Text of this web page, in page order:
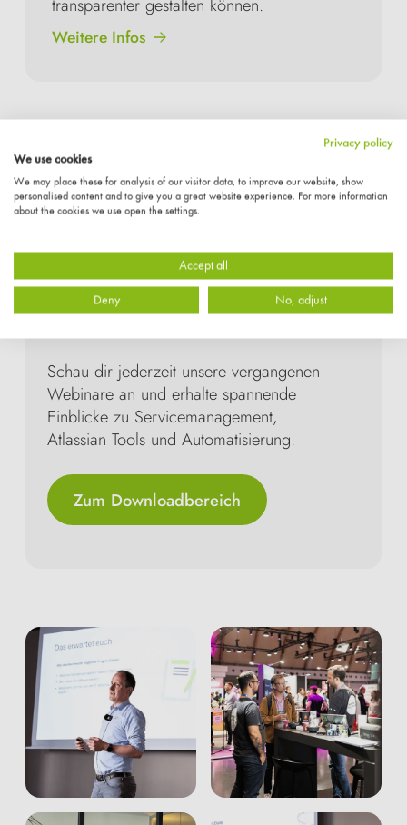
transparenter gestalten können.
Weitere Infos
Webinar verpasst?
Kein Problem!
Schau dir jederzeit unsere vergangenen
Webinare an und erhalte spannende
Einblicke zu Servicemanagement,
Atlassian Tools und Automatisierung.
Zum Downloadbereich
Privacy policy
We use cookies
We may place these for analysis of our visitor data, to improve our website, show
personalised content and to give you a great website experience. For more information
about the cookies we use open the settings.
Accept all
Deny No, adjust